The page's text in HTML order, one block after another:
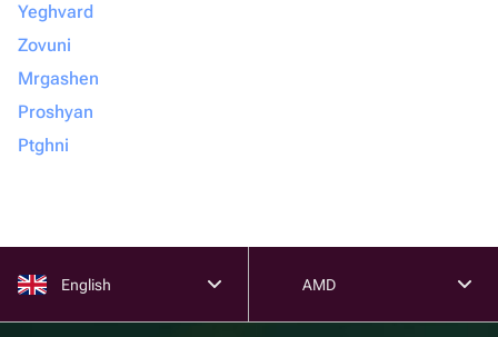
Yeghvard
Zovuni
Mrgashen
Proshyan
Ptghni
English AMD